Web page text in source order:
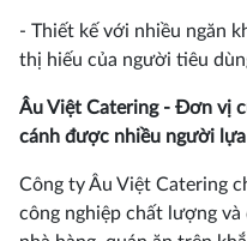
- Thiết kế với nhiều ngăn
thị hiếu của người tiêu
Âu Việt Catering - Đơn vị
cánh được nhiều người
Công ty Âu Việt Catering
công nghiệp chất lượng và